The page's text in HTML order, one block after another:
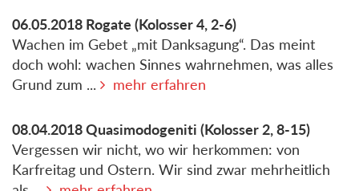
06.05.2018 Rogate (Kolosser 4, 2-6)
Wachen im Gebet „mit Danksagung“. Das meint
doch wohl: wachen Sinnes wahrnehmen, was alles
Grund zum ...
mehr erfahren
08.04.2018Quasimodogeniti (Kolosser 2, 8-15)
Vergessen wir nicht, wo wir herkommen: von
Karfreitag und Ostern. Wir sind zwar mehrheitlich